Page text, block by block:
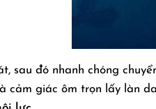
sau đó nhanh chóng
cảm giác ôm trọn lấy làn